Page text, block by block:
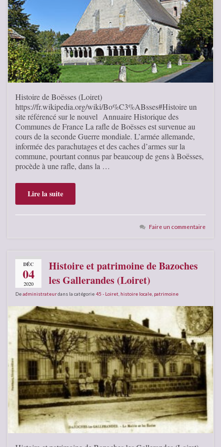
Histoire de Boësses (Loiret)
https://fr.wikipedia.org/wiki/Bo%C3%ABsses#Histoire un
site référencé sur le nouvel Annuaire Historique des
Communes de France La rafle de Boësses est survenue au
cours de la seconde Guerre mondiale. L’armée allemande,
informée des parachutages et des caches d’armes sur la
commune, pourtant connus par beaucoup de gens à Boësses,
procède à une rafle, dans la …
Lire la suite
Faire un commentaire
DÉC
04
2020
Histoire et patrimoine de Bazoches
les Gallerandes (Loiret)
Deadministrateurdans la catégorie45 - Loiret histoire locale patrimoine